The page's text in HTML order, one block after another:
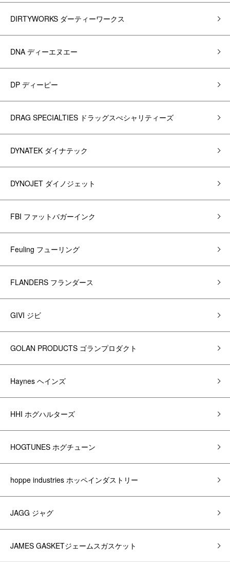
DIRTYWORKS ダーティーワークス
DNA ディーエヌエー
DP ディーピー
DRAG SPECIALTIES ドラッグスぺシャリティーズ
DYNATEK ダイナテック
DYNOJET ダイノジェット
FBI ファットバガーインク
Feuling フューリング
FLANDERS フランダース
GIVI ジビ
GOLAN PRODUCTS ゴランプロダクト
Haynes ヘインズ
HHI ホグハルターズ
HOGTUNES ホグチューン
hoppe industries ホッペインダストリー
JAGG ジャグ
JAMES GASKETジェームスガスケット